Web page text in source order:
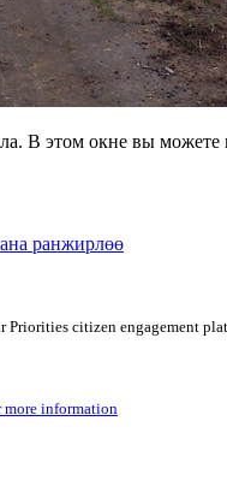
В этом окне вы
ранжирлөө
Priorities citizen engagement
more information